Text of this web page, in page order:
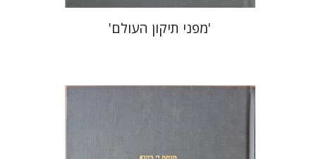
'מפני תיקון העולם'